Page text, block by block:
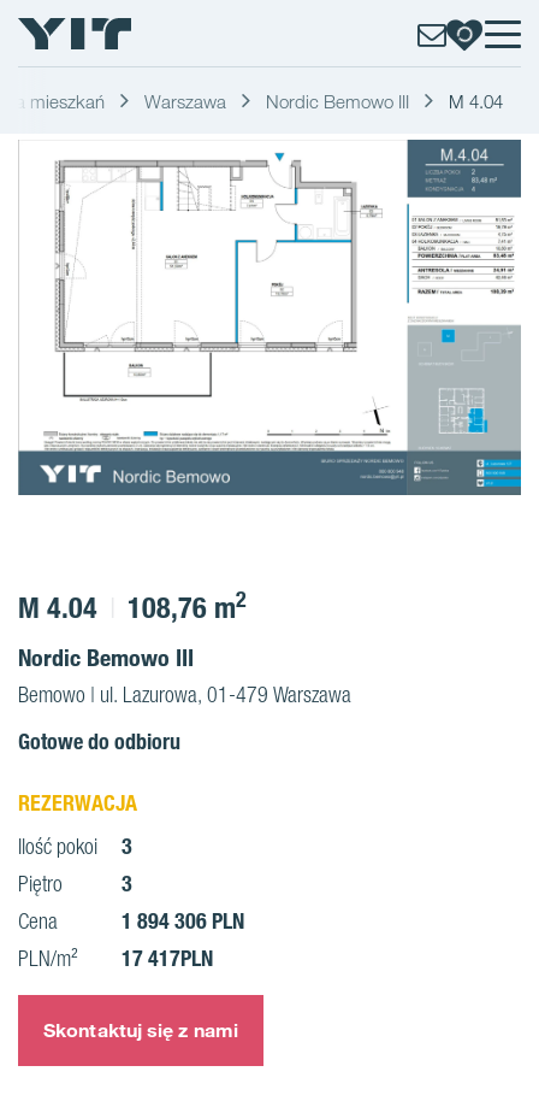
mieszkań Warszawa Nordic Bemowo III M 4.04
M 4.04 108,76 m2
Nordic Bemowo III
Bemowo | ul. Lazurowa, 01-479 Warszawa
Gotowe do odbioru
REZERWACJA
Ilość pokoi 3
Piętro 3
Cena 1 894 306 PLN
PLN/m² 17 417PLN
Skontaktuj się z nami